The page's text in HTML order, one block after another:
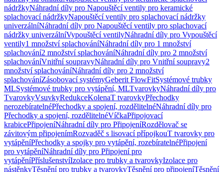
nádržkyNáhradní díly pro Napouštěcí ventily pro keramické
splachovací nádržkyNapouštěcí ventily pro splachovací nádržky
univerzálníNáhradní díly pro Napouštěcí ventily pro splachovací
nádržky univerzálníVypouštěcí ventilyNáhradní díly pro Vypouštěcí
ventily1 množství splachováníNáhradní díly pro 1 množství
splachování2 množství splachováníNáhradní díly pro 2 množství
splachováníVnitřní soupravyNáhradní díly pro Vnitřní soupravy2
množství splachováníNáhradní díly pro 2 množství
splachováníZásobovací systémyGeberit FlowFitSystémové trubky
MLSystémové trubky pro vytápění, MLTvarovkyNáhradní díly pro
TvarovkyVsuvkyRedukceKolenaT tvarovkyPřechodky
nerozebíratelnéPřechodky a spojení, rozdělitelnéNáhradní díly pro
Přechodky a spojení, rozdělitelnéVíčkaPřipojovací
krabicePřipojeníNáhradní díly pro PřipojeníRozdělovač se
závitovým připojenímRozvaděč s lisovací přípojkouT tvarovky pro
vytápěníPřechodky a spojky pro vytápění, rozebíratelnéPřipojení
pro vytápěníNáhradní díly pro Připojení pro
vytápěníPříslušenstvíIzolace pro trubky a tvarovkyIzolace pro
nástěnkyTěsnění pro trubky a tvarovkyTěsnění pro připojeníTěsnění